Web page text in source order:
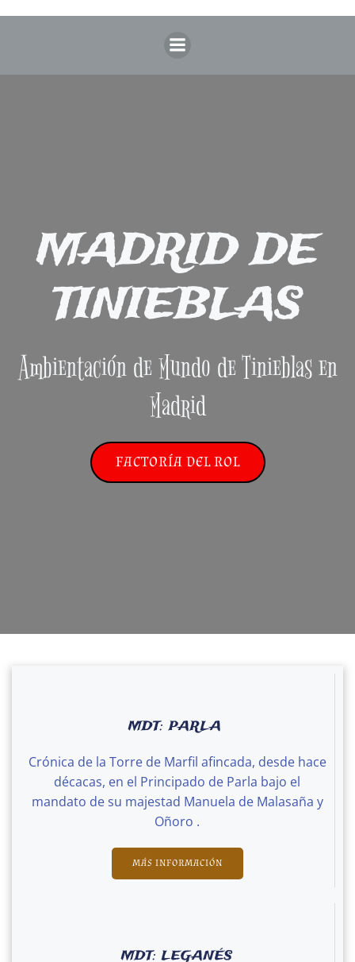
contenido
MADRID DE
TINIEBLAS
Ambientación de Mundo de Tinieblas en
Madrid
FACTORÍA DEL ROL
MDT: PARLA
Crónica de la Torre de Marfil afincada, desde hace
décacas, en el Principado de Parla bajo el
mandato de su majestad Manuela de Malasaña y
Oñoro .
MÁS INFORMACIÓN
MDT: LEGANÉS